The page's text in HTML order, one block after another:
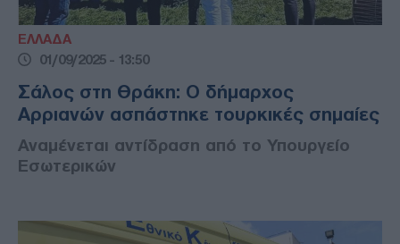
ΕΛΛΑΔΑ
01/09/2025 - 13:50
Σάλος στη Θράκη: Ο δήμαρχος
Αρριανών ασπάστηκε τουρκικές σημαίες
Αναμένεται αντίδραση από το Υπουργείο
Εσωτερικών